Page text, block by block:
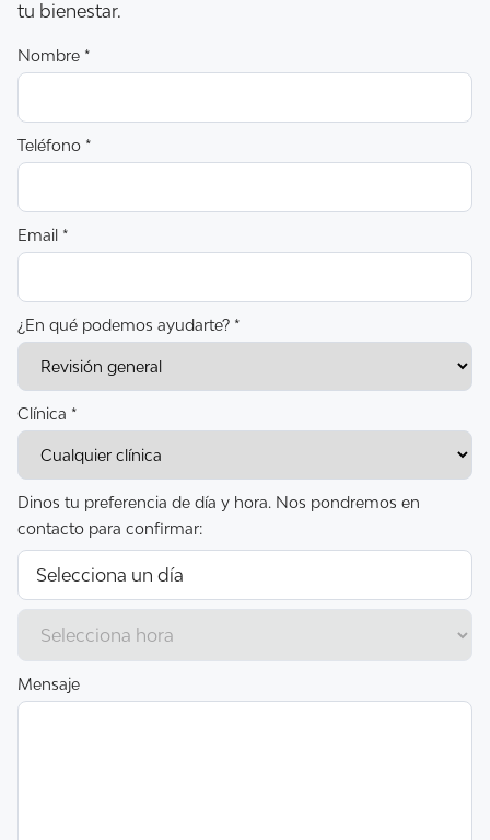
tu bienestar.
Nombre *
Teléfono *
Email *
¿En qué podemos ayudarte? *
Clínica *
Dinos tu preferencia de día y hora. Nos pondremos en
contacto para confirmar:
Mensaje